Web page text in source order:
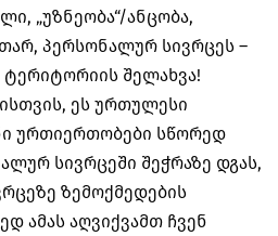
„უზნეობა“/ანცობა,
პერსონალურ სივრცეს –
ტერიტორიის შელახვა!
ეს ურთულესი
ურთიერთობები სწორედ
სივრცეში შეჭრაზე დგას,
ზემოქმედების
ამას აღვიქვამთ ჩვენ